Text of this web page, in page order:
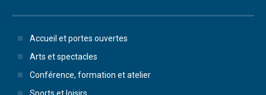
Accueil et portes ouvertes
Arts et spectacles
Conférence, formation et atelier